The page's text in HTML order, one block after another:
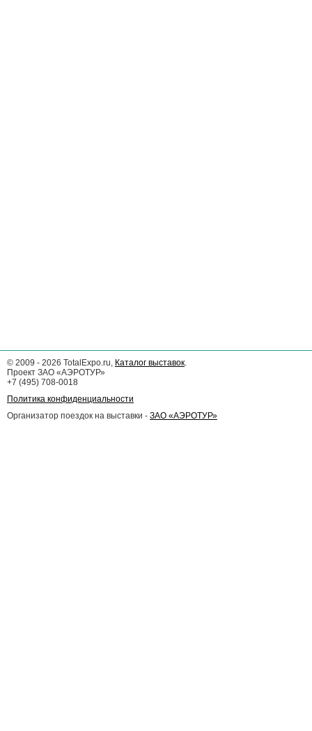
© 2009 - 2026 TotalExpo.ru, Каталог выставок.
Проект ЗАО «АЭРОТУР»
+7 (495) 708-0018
Политика конфиденциальности
Организатор поездок на выставки - ЗАО «АЭРОТУР»